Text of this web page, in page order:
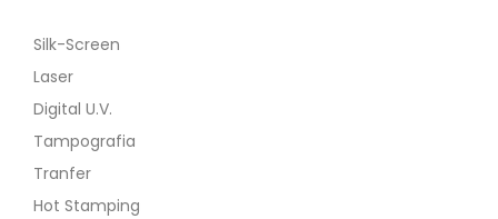
Silk-Screen
Laser
Digital U.V.
Tampografia
Tranfer
Hot Stamping